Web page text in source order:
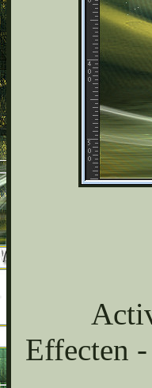
Effecten